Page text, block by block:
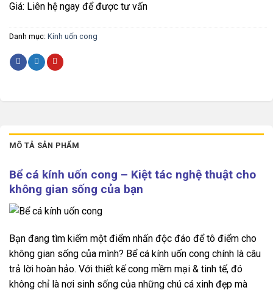
Giá: Liên hệ ngay để được tư vấn
Danh mục: Kính uốn cong
MÔ TẢ SẢN PHẨM
Bể cá kính uốn cong – Kiệt tác nghệ thuật cho
không gian sống của bạn
Bạn đang tìm kiếm một điểm nhấn độc đáo để tô điểm cho
không gian sống của mình? Bể cá kính uốn cong chính là câu
trả lời hoàn hảo. Với thiết kế cong mềm mại & tinh tế, đó
không chỉ là nơi sinh sống của những chú cá xinh đẹp mà